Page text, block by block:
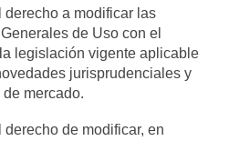
derecho a modificar las
de Uso con el
legislación vigente aplicable
jurisprudenciales y
mercado.
de modificar, en